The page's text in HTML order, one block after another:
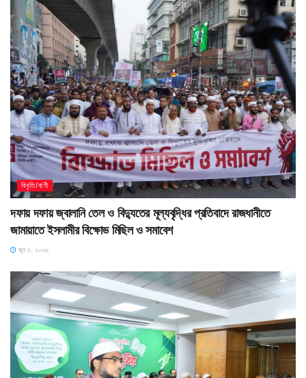
বিবৃতি/বাণী
দফায় দফায় জ্বালানি তেল ও বিদ্যুতের মূল্যবৃদ্ধির প্রতিবাদে রাজধানীতে
জামায়াতে ইসলামীর বিক্ষোভ মিছিল ও সমাবেশ
জুন ৫, ২০২৬